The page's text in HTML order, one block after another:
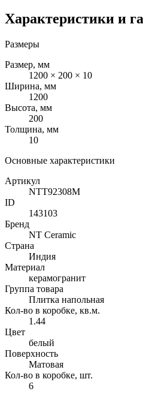
Характеристики и
Размеры
Размер, мм
1200 × 200 × 10
Ширина, мм
1200
Высота, мм
200
Толщина, мм
10
Основные характеристики
Артикул
NTT92308M
ID
143103
Бренд
NT Ceramic
Страна
Индия
Материал
керамогранит
Группа товара
Плитка напольная
Кол-во в коробке, кв.м.
1.44
Цвет
белый
Поверхность
Матовая
Кол-во в коробке, шт.
6